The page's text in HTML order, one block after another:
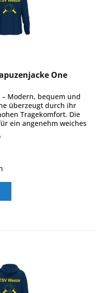
One
Modern, bequem und
überzeugt durch ihr
Tragekomfort. Die
ein angenehm weiches